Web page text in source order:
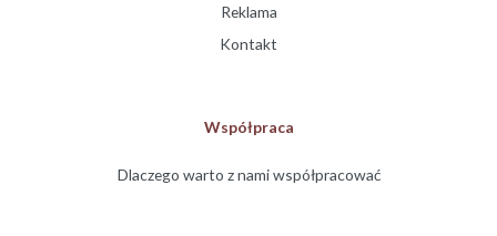
Reklama
Kontakt
Współpraca
Dlaczego warto z nami współpracować